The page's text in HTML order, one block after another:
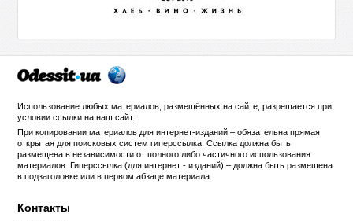
Использование любых материалов, размещённых на сайте, разрешается при
условии ссылки нанаш сайт.
При копировании материалов для интернет-изданий – обязательна прямая
открытая для поисковых систем гиперссылка. Ссылка должна быть
размещена в независимости от полного либо частичного использования
материалов. Гиперссылка (для интернет - изданий) – должна быть размещена
в подзаголовке или в первом абзаце материала.
Контакты